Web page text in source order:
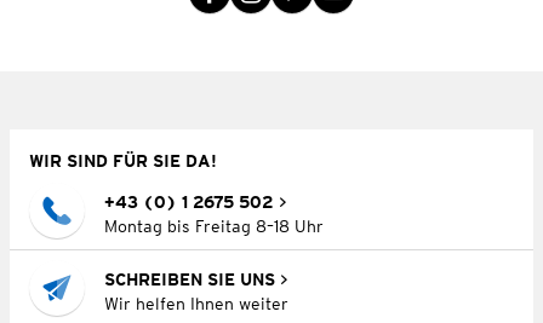
WIR SIND FÜR SIE DA!
+43 (0) 1 2675 502
Montag bis Freitag 8–18 Uhr
SCHREIBEN SIE UNS
Wir helfen Ihnen weiter